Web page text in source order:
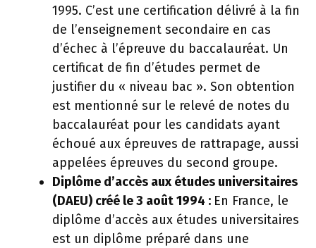
1995. C’est une certification délivré à la fin
de l’enseignement secondaire en cas
d’échec à l’épreuve du baccalauréat. Un
certificat de fin d’études permet de
justifier du « niveau bac ». Son obtention
est mentionné sur le relevé de notes du
baccalauréat pour les candidats ayant
échoué aux épreuves de rattrapage, aussi
appelées épreuves du second groupe.
Diplôme d’accès aux études universitaires
(DAEU) créé le 3 août 1994 : En France, le
diplôme d’accès aux études universitaires
est un diplôme préparé dans une